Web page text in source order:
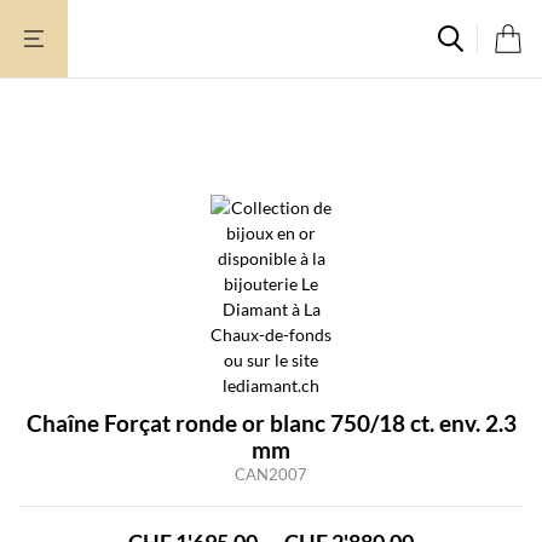
Chaîne Forçat ronde or blanc 750/18 ct. env. 2.3
mm
CAN2007